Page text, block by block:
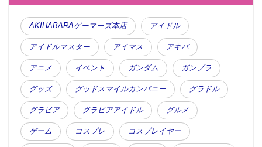
AKIHABARAゲーマーズ本店 アイドル
アイドルマスター アイマス アキバ
アニメ イベント ガンダム ガンプラ
グッズ グッドスマイルカンパニー グラドル
グラビア グラビアアイドル グルメ
ゲーム コスプレ コスプレイヤー